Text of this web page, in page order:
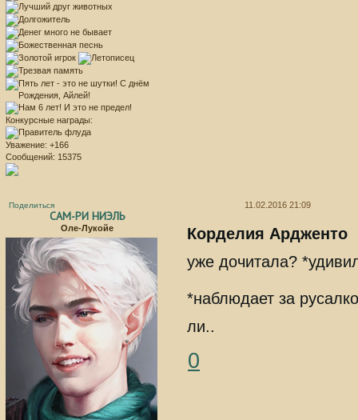
Конкурсные награды:
Уважение: +166
Сообщений: 15375
Поделиться 11.02.2016 21:09
САМ-РИ НИЭЛЬ
Оле-Лукойе
Корделия Ардженто
уже дочитала?
*наблюдает за
ли..
0